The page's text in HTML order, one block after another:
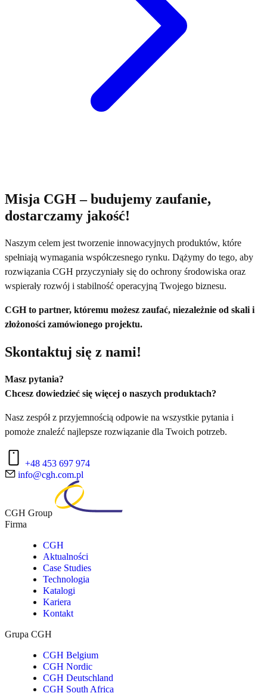
Misja CGH – budujemy zaufanie,
dostarczamy jakość!
Naszym celem jest tworzenie innowacyjnych produktów, które
spełniają wymagania współczesnego rynku. Dążymy do tego, aby
rozwiązania CGH przyczyniały się do ochrony środowiska oraz
wspierały rozwój i stabilność operacyjną Twojego biznesu.
CGH to partner, któremu możesz zaufać, niezależnie od skali i
złożoności zamówionego projektu.
Skontaktuj się z nami!
Masz pytania?
Chcesz dowiedzieć się więcej o naszych produktach?
Nasz zespół z przyjemnością odpowie na wszystkie pytania i
pomoże znaleźć najlepsze rozwiązanie dla Twoich potrzeb.
+48 453 697 974
info@cgh.com.pl
CGH Group
Firma
CGH
Aktualności
Case Studies
Technologia
Katalogi
Kariera
Kontakt
Grupa CGH
CGH Belgium
CGH Nordic
CGH Deutschland
CGH South Africa